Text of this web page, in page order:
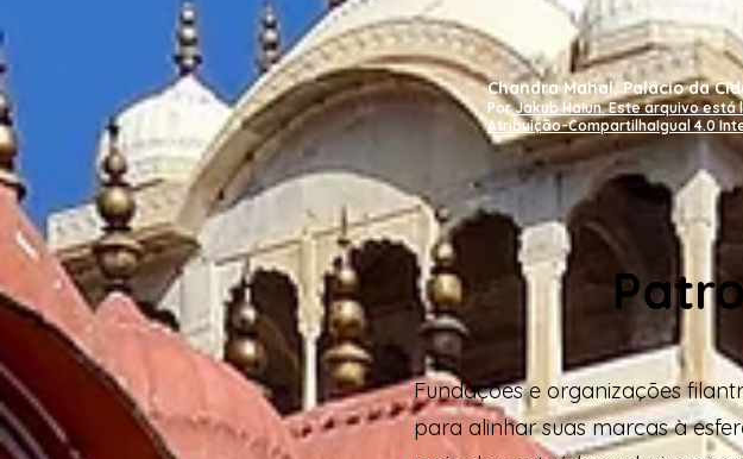
Chandra Mahal, Palácio da
PorJakub Hałun. Este arquivo
Atribuição-CompartilhaIgual 4.0
Fundações e organizações
para alinhar suas marcas à